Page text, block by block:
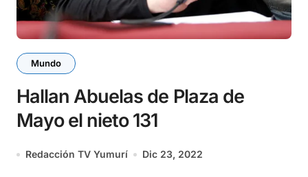
Mundo
Hallan Abuelas de Plaza de
Mayo el nieto 131
Redacción TV Yumurí Dic 23, 2022